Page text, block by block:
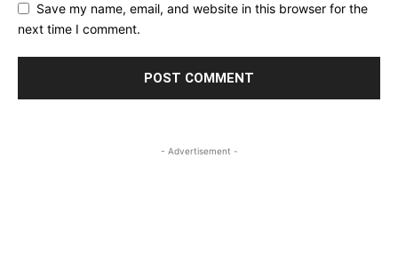
Save my name, email, and website in this browser for the
next time I comment.
- Advertisement -